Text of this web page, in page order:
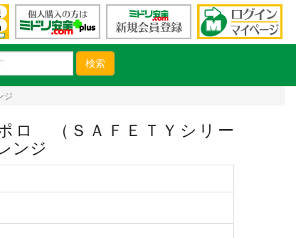
検索
ジ
ロ （ＳＡＦＥＴＹシリー
ンジ